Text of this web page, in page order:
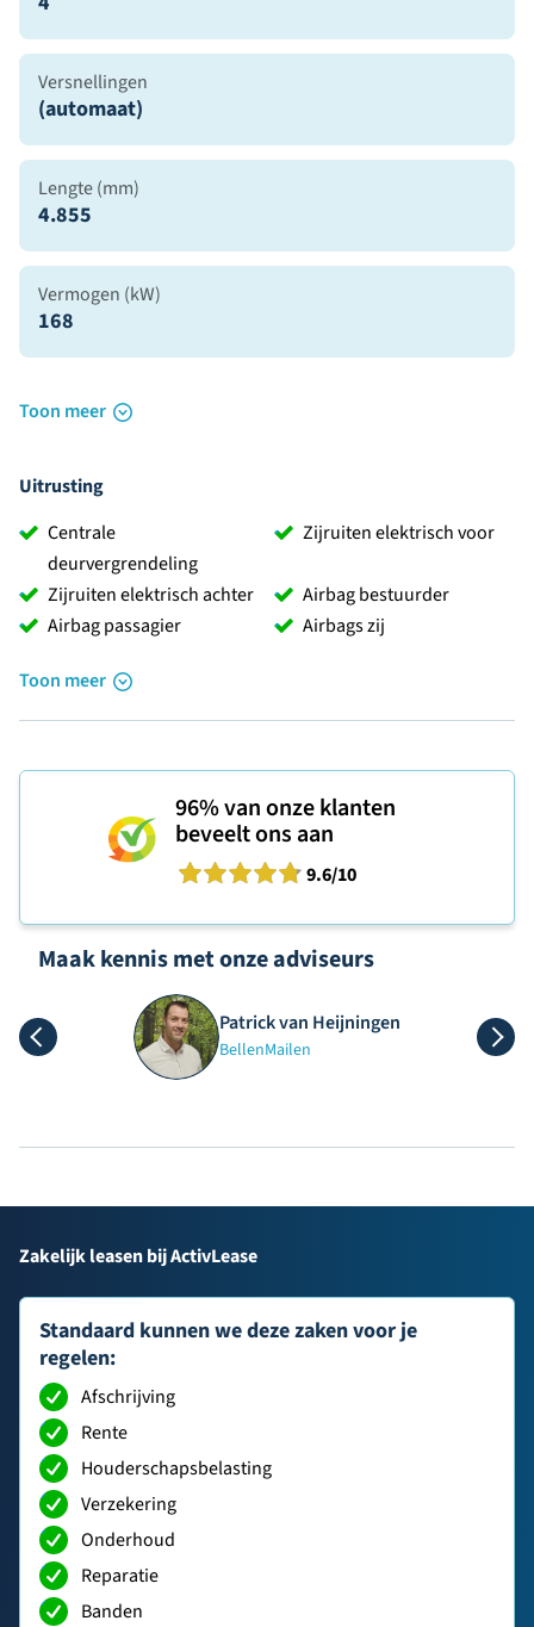
Versnellingen
(automaat)
Lengte (mm)
4.855
Vermogen (kW)
168
Toon meer
Uitrusting
Centrale
deurvergrendeling
Zijruiten elektrisch voor
Zijruiten elektrisch achter
Airbag bestuurder
Airbag passagier
Airbags zij
Toon meer
96%van onze klanten
beveelt ons aan
9.6/10
Maak kennis met onze adviseurs
Patrick van Heijningen
BellenMailen
Zakelijk leasen bij ActivLease
Standaard kunnen we deze zaken voor je
regelen:
Afschrijving
Rente
Houderschapsbelasting
Verzekering
Onderhoud
Reparatie
Banden